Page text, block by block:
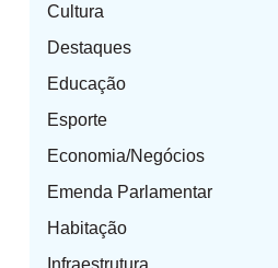
Cultura
Destaques
Educação
Esporte
Economia/Negócios
Emenda Parlamentar
Habitação
Infraestrutura